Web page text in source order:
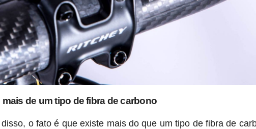
mais de um tipo de fibra de carbono
o fato é que existe mais do que um tipo de fibra de